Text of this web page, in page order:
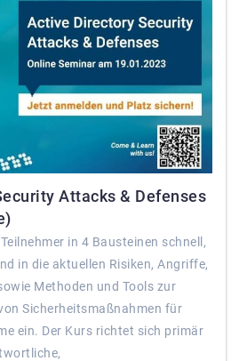
Attacks & Defenses
in 4 Bausteinen schnell,
in die aktuellen Risiken, Angriffe,
Methoden und Tools zur
Sicherheitsmaßnahmen für
ein. Der Kurs richtet sich primär